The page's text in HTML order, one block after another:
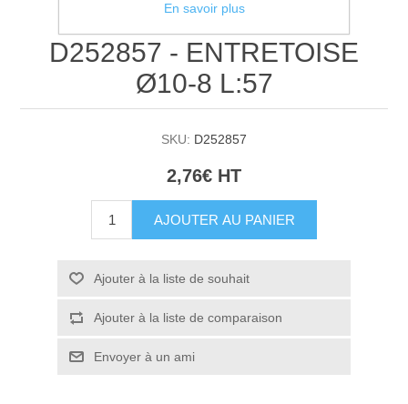
D252857 - ENTRETOISE
Ø10-8 L:57
SKU: D252857
2,76€ HT
AJOUTER AU PANIER
Ajouter à la liste de souhait
Ajouter à la liste de comparaison
Envoyer à un ami
En savoir plus